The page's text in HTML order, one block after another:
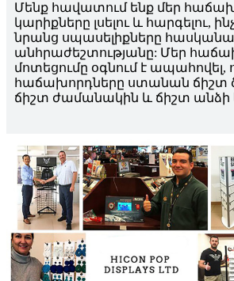
Մենք հավատում ենք մեր
կարիքները լսելու և հարգելու,
նրանց սպասելիքները
անհրաժեշտությանը: Մեր
մոտեցումը օգնում է ապահովել,
հաճախորդները ստանան ճիշտ
ճիշտ ժամանակին և ճիշտ անձի